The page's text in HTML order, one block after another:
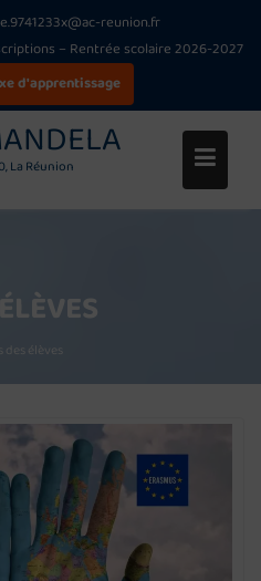
reunion.fr
– Rentrée scolaire 2026-2027
d'apprentissage
La Réunion
élèves